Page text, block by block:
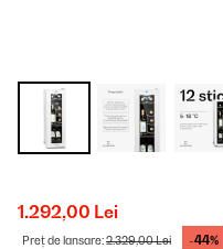
1.292,00 Lei
Preț de lansare:2.329,00 Lei -44%